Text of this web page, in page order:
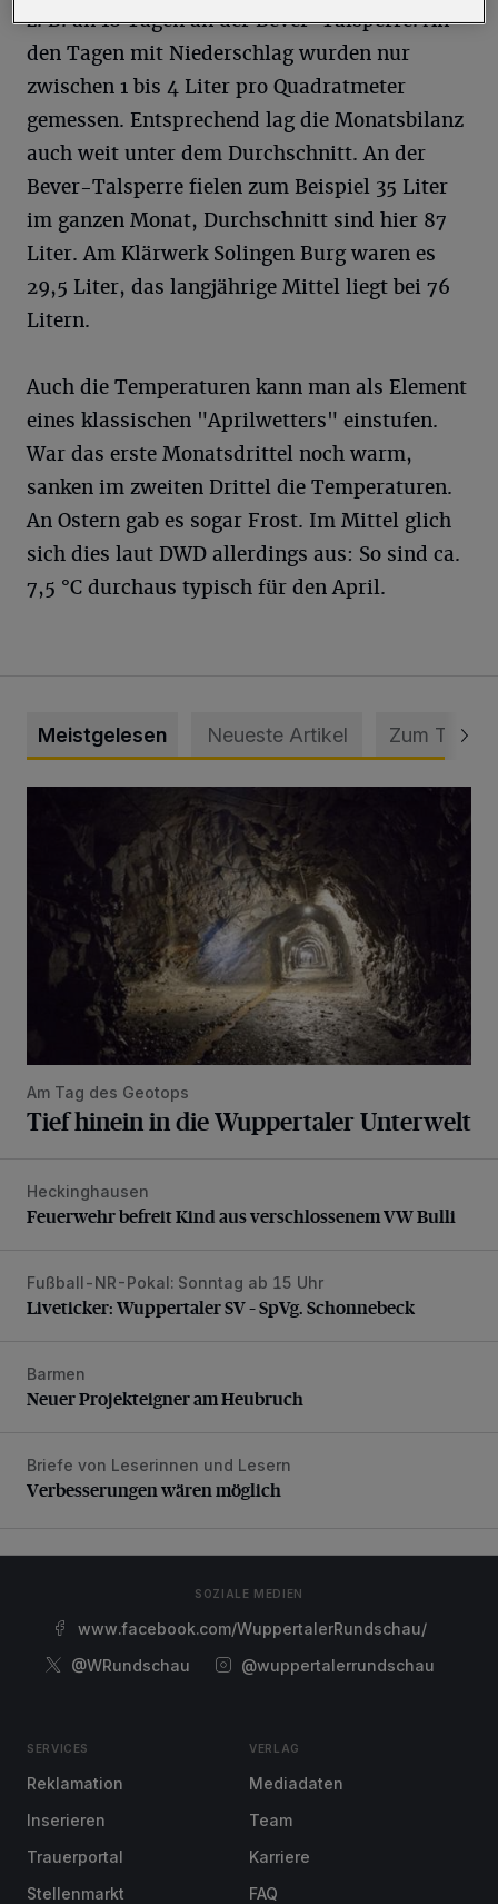
z. B. an 18 Tagen an der Bever-Talsperre. An
den Tagen mit Niederschlag wurden nur
zwischen 1 bis 4 Liter pro Quadratmeter
gemessen. Entsprechend lag die Monatsbilanz
auch weit unter dem Durchschnitt. An der
Bever-Talsperre fielen zum Beispiel 35 Liter
im ganzen Monat, Durchschnitt sind hier 87
Liter. Am Klärwerk Solingen Burg waren es
29,5 Liter, das langjährige Mittel liegt bei 76
Litern.
Auch die Temperaturen kann man als Element
eines klassischen "Aprilwetters" einstufen.
War das erste Monatsdrittel noch warm,
sanken im zweiten Drittel die Temperaturen.
An Ostern gab es sogar Frost. Im Mittel glich
sich dies laut DWD allerdings aus: So sind ca.
7,5 °C durchaus typisch für den April.
Meistgelesen Neueste Artikel Zum Thema
Am Tag des Geotops
Tief hinein in die Wuppertaler Unterwelt
Feuerwehr befreit Kind aus verschlossenem VW Bulli
Heckinghausen
Feuerwehr befreit Kind aus verschlossenem VW Bulli
Liveticker: Wuppertaler SV – SpVg. Schonnebeck
Fußball-NR-Pokal: Sonntag ab 15 Uhr
Liveticker: Wuppertaler SV – SpVg. Schonnebeck
Neuer Projekteigner am Heubruch
Barmen
Neuer Projekteigner am Heubruch
Verbesserungen wären möglich
Briefe von Leserinnen und Lesern
Verbesserungen wären möglich
SOZIALE MEDIEN
www.facebook.com/WuppertalerRundschau/
@WRundschau
@wuppertalerrundschau
SERVICES
Reklamation
Inserieren
Trauerportal
Stellenmarkt
VERLAG
Mediadaten
Team
Karriere
FAQ